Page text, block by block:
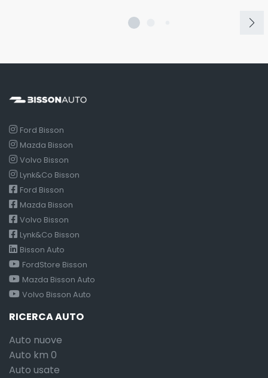
Ford Bisson
Mazda Bisson
Volvo Bisson
Lynk&Co Bisson
Ford Bisson
Mazda Bisson
Volvo Bisson
Lynk&Co Bisson
Bisson Auto
FordStore Bisson
Mazda Bisson Auto
Volvo Bisson Auto
RICERCA AUTO
Auto nuove
Auto km 0
Auto usate